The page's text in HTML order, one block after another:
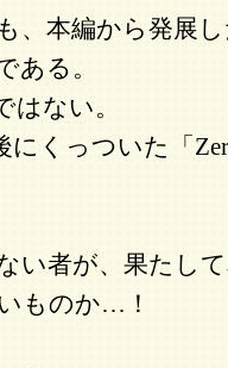
、本編から発展
ある。
はない。
にくっついた「
い者が、果たし
ものか…！